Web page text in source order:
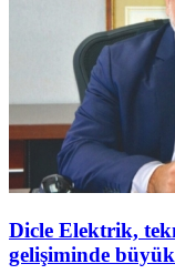
Dicle Elektrik,
gelişiminde